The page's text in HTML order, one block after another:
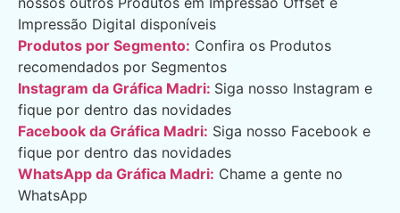
Impressão Digital disponíveis
Produtos por Segmento: Confira os Produtos
recomendados por Segmentos
Instagram da Gráfica Madri: Siga nosso Instagram e
fique por dentro das novidades
Facebook da Gráfica Madri: Siga nosso Facebook e
fique por dentro das novidades
WhatsApp da Gráfica Madri: Chame a gente no
WhatsApp